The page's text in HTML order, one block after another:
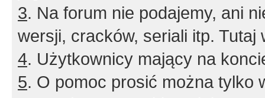
3. Na forum nie podajemy, ani
wersji, cracków, seriali itp. Tutaj
4. Użytkownicy mający na
5. O pomoc prosić można tylko